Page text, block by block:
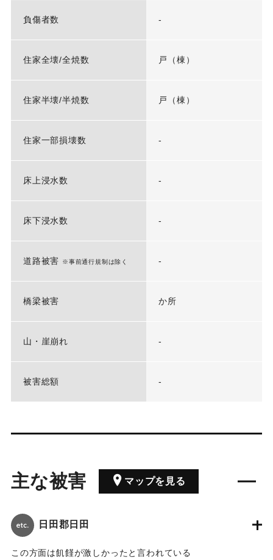
負傷者数 -
住家全壊/全焼数 戸（棟）
住家半壊/半焼数 戸（棟）
住家一部損壊数 -
床上浸水数 -
床下浸水数 -
道路被害 ※事前通行規制は除く -
橋梁被害 か所
山・崖崩れ -
被害総額 -
主な被害 マップを見る
日田郡日田
この方面は飢饉が激しかったと言われている